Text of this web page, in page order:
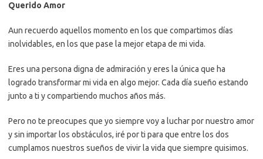
Querido Amor
Aun recuerdo aquellos momento en los que compartimos días
inolvidables, en los que pase la mejor etapa de mi vida.
Eres una persona digna de admiración y eres la única que ha
logrado transformar mi vida en algo mejor. Cada día sueño estando
junto a ti y compartiendo muchos años más.
Pero no te preocupes que yo siempre voy a luchar por nuestro amor
y sin importar los obstáculos, iré por ti para que entre los dos
cumplamos nuestros sueños de vivir la vida que siempre quisimos.